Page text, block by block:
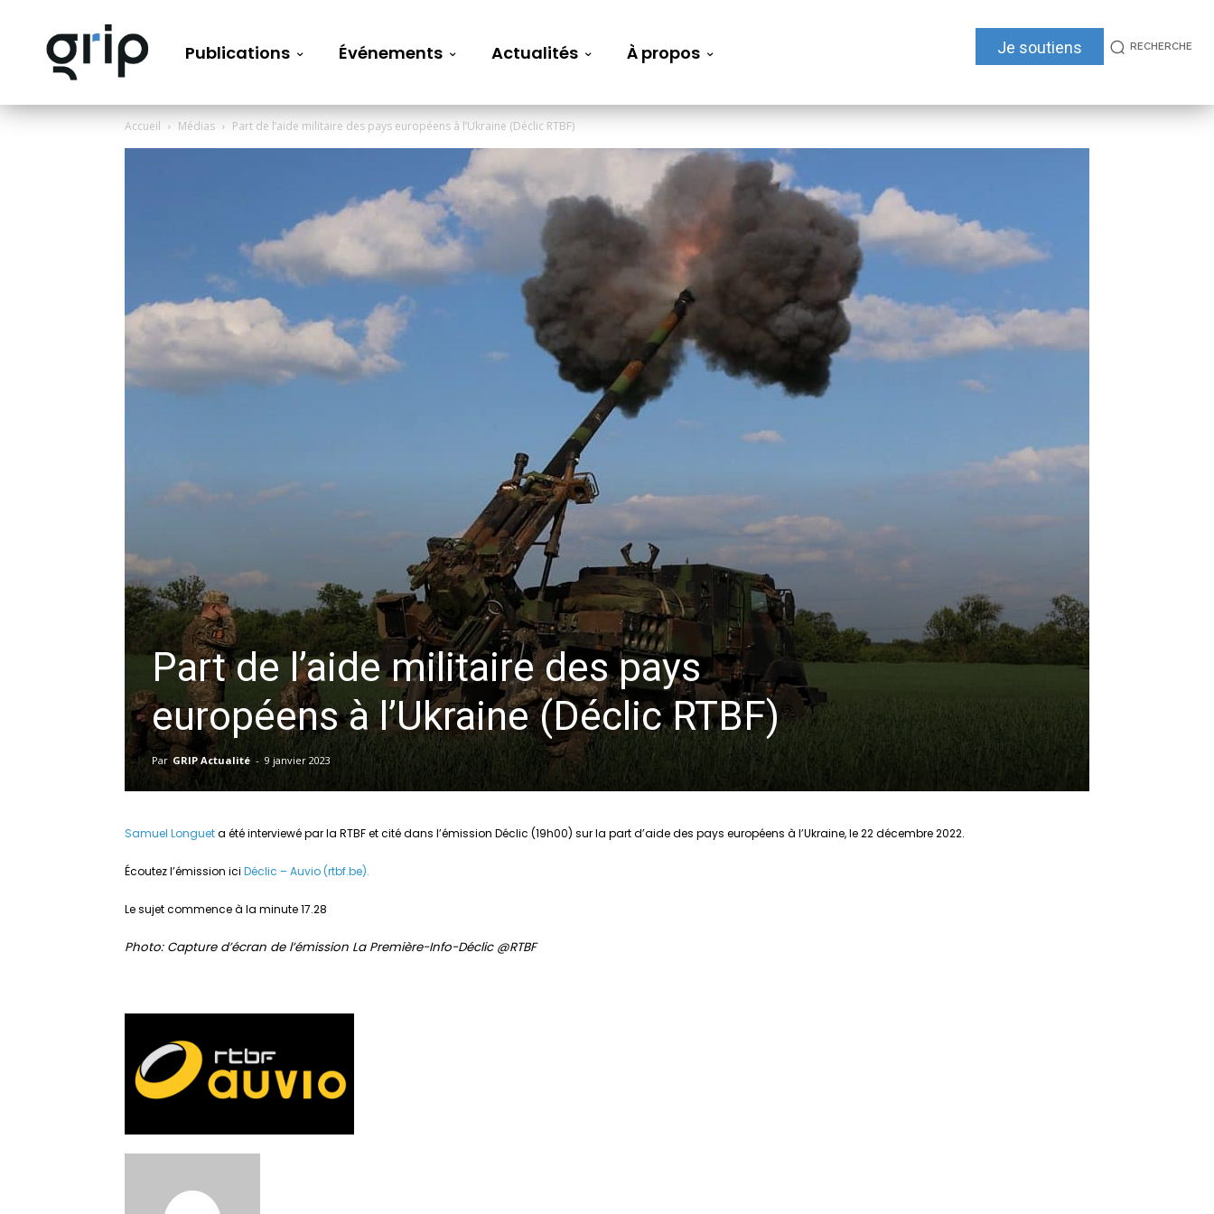
Publications Événements Actualités À propos Je soutiens RECHERCHE
Accueil Médias Part de l’aide militaire des pays européens à l’Ukraine (Déclic RTBF)
Part de l’aide militaire des pays
européens à l’Ukraine (Déclic RTBF)
Par GRIP Actualité - 9 janvier 2023
Samuel Longueta été interviewé par la RTBF et cité dans l’émission Déclic (19h00) sur la part d’aide des pays européens à l’Ukraine, le 22 décembre 2022.
Écoutez l’émission ici Déclic – Auvio (rtbf.be).
Le sujet commence à la minute 17.28
Photo: Capture d’écran de l’émission La Première-Info-Déclic @RTBF